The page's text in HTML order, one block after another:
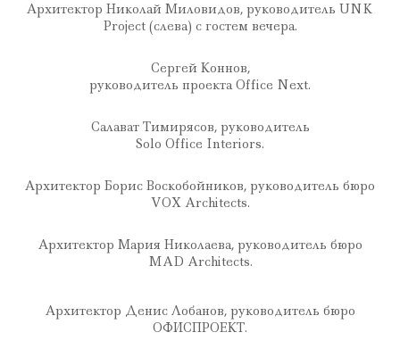
Архитектор Николай Миловидов, руководитель UNK
Project (слева) с гостем вечера.
Сергей Коннов,
руководитель проекта Office Next.
Салават Тимирясов, руководитель
Solo Office Interiors.
Архитектор Борис Воскобойников, руководитель бюро
VOX Architects.
Архитектор Мария Николаева, руководитель бюро
MAD Architects.
Архитектор Денис Лобанов, руководитель бюро
ОФИСПРОЕКТ.